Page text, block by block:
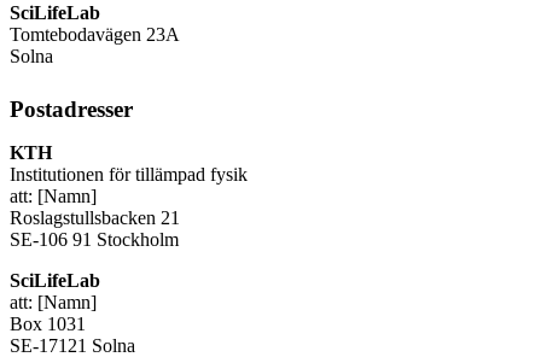
SciLifeLab
Tomtebodavägen 23A
Solna
Postadresser
KTH
Institutionen för tillämpad fysik
att: [Namn]
Roslagstullsbacken 21
SE-106 91 Stockholm
SciLifeLab
att: [Namn]
Box 1031
SE-17121 Solna